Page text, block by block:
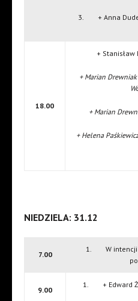
3. + Anna
18.00
+ Stanisław
+ Marian
+ Marian
+ Helena
NIEDZIELA: 31.12
7.00
1. W intencji
9.00
1. + Edward